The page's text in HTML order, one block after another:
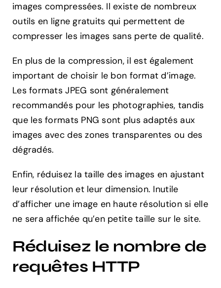
images compressées. Il existe de nombreux
outils en ligne gratuits qui permettent de
compresser les images sans perte de qualité.
En plus de la compression, il est également
important de choisir le bon format d’image.
Les formats JPEG sont généralement
recommandés pour les photographies, tandis
que les formats PNG sont plus adaptés aux
images avec des zones transparentes ou des
dégradés.
Enfin, réduisez la taille des images en ajustant
leur résolution et leur dimension. Inutile
d’afficher une image en haute résolution si elle
ne sera affichée qu’en petite taille sur le site.
Réduisez le nombre de
requêtes HTTP